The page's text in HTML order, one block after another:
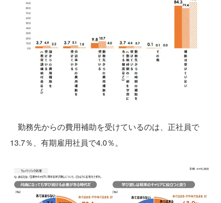
勤務先からの費用補助を受けているのは、正社員で
13.7％、有期雇用社員で4.0％。